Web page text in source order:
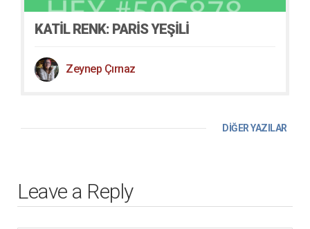
KATIL RENK: PARIS YEŞILI
Zeynep Çırnaz
DİĞER YAZILAR
Leave a Reply